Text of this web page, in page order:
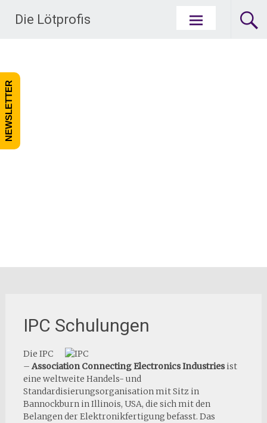
Die Lötprofis
IPC Schulungen
Die IPC
– Association Connecting Electronics Industriesist
eine weltweite Handels- und
Standardisierungsorganisation mit Sitz in
Bannockburn in Illinois, USA, die sich mit den
Belangen der Elektronikfertigung befasst. Das
NEWSLETTER